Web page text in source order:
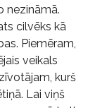
nezināmā.
cilvēks kā
Piemēram,
veikals
kurš
Lai viņš